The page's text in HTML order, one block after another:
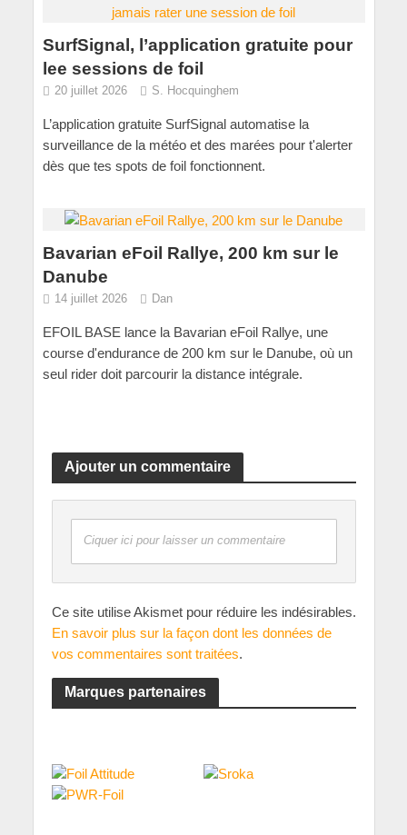
SurfSignal, l’application gratuite pour
lee sessions de foil
20 juillet 2026 S. Hocquinghem
L’application gratuite SurfSignal automatise la
surveillance de la météo et des marées pour t'alerter
dès que tes spots de foil fonctionnent.
Bavarian eFoil Rallye, 200 km sur le
Danube
14 juillet 2026 Dan
EFOIL BASE lance la Bavarian eFoil Rallye, une
course d'endurance de 200 km sur le Danube, où un
seul rider doit parcourir la distance intégrale.
Ajouter un commentaire
Ciquer ici pour laisser un commentaire
Ce site utilise Akismet pour réduire les indésirables.
En savoir plus sur la façon dont les données de
vos commentaires sont traitées.
Marques partenaires